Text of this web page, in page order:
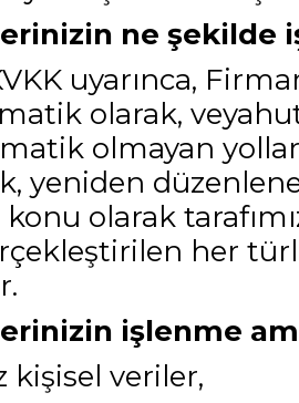
ne şekilde
uyarınca,
olarak,
olmayan
yeniden
olarak
her
işlenme
kişisel veriler,